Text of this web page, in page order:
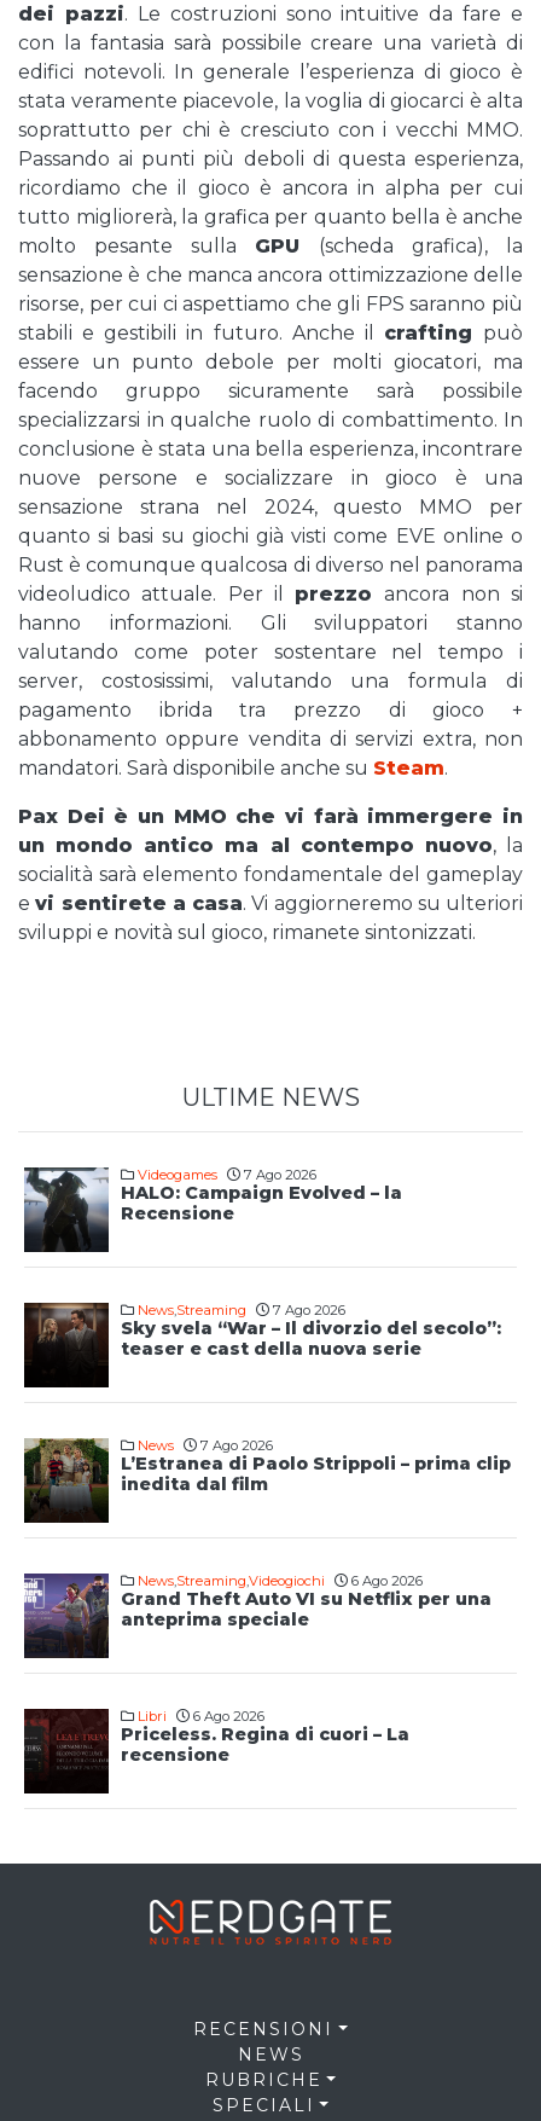
dei pazzi. Le costruzioni sono intuitive da fare e
con la fantasia sarà possibile creare una varietà di
edifici notevoli. In generale l’esperienza di gioco è
stata veramente piacevole, la voglia di giocarci è alta
soprattutto per chi è cresciuto con i vecchi MMO.
Passando ai punti più deboli di questa esperienza,
ricordiamo che il gioco è ancora in alpha per cui
tutto migliorerà, la grafica per quanto bella è anche
molto pesante sulla GPU (scheda grafica), la
sensazione è che manca ancora ottimizzazione delle
risorse, per cui ci aspettiamo che gli FPS saranno più
stabili e gestibili in futuro. Anche il crafting può
essere un punto debole per molti giocatori, ma
facendo gruppo sicuramente sarà possibile
specializzarsi in qualche ruolo di combattimento. In
conclusione è stata una bella esperienza, incontrare
nuove persone e socializzare in gioco è una
sensazione strana nel 2024, questo MMO per
quanto si basi su giochi già visti come EVE online o
Rust è comunque qualcosa di diverso nel panorama
videoludico attuale. Per il prezzoancora non si
hanno informazioni. Gli sviluppatori stanno
valutando come poter sostentare nel tempo i
server, costosissimi, valutando una formula di
pagamento ibrida tra prezzo di gioco +
abbonamento oppure vendita di servizi extra, non
mandatori. Sarà disponibile anche su Steam.
Pax Dei è un MMO che vi farà immergere in
un mondo antico ma al contempo nuovo, la
socialità sarà elemento fondamentale del gameplay
evi sentirete a casa. Vi aggiorneremo su ulteriori
sviluppi e novità sul gioco, rimanete sintonizzati.
ULTIME NEWS
Videogames 7 Ago 2026
HALO: Campaign Evolved – la
Recensione
News Streaming 7 Ago 2026
Sky svela “War – Il divorzio del secolo”:
teaser e cast della nuova serie
News 7 Ago 2026
L’Estranea di Paolo Strippoli – prima clip
inedita dal film
News Streaming Videogiochi 6 Ago 2026
Grand Theft Auto VI su Netflix per una
anteprima speciale
Libri 6 Ago 2026
Priceless. Regina di cuori – La
recensione
RECENSIONI
NEWS
RUBRICHE
SPECIALI